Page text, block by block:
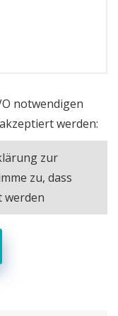
notwendigen
werden:
zur
zu, dass
werden